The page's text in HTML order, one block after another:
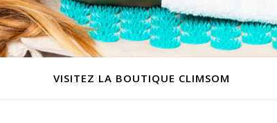
VISITEZ LA BOUTIQUE CLIMSOM